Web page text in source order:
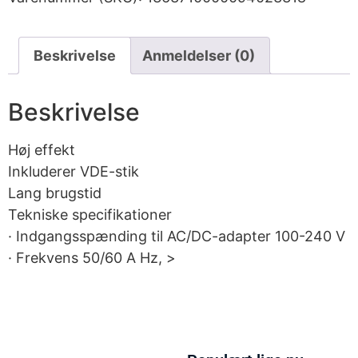
Beskrivelse Anmeldelser (0)
Beskrivelse
Høj effekt
Inkluderer VDE-stik
Lang brugstid
Tekniske specifikationer
· Indgangsspænding til AC/DC-adapter 100-240 V
· Frekvens 50/60 A Hz, >